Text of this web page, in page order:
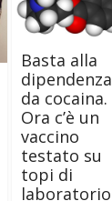
Basta alla
dipendenza
da cocaina.
Ora c’è un
vaccino
testato su
topi di
laboratorio